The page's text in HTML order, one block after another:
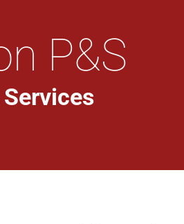
P&S